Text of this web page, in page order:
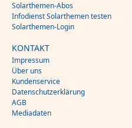
Solarthemen-Abos
Infodienst Solarthemen testen
Solarthemen-Login
KONTAKT
Impressum
Über uns
Kundenservice
Datenschutzerklärung
AGB
Mediadaten